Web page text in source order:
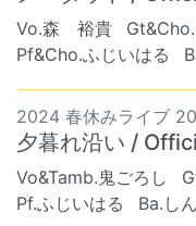
Vo.森 裕貴
Pf&Cho.ふじいはる
2024 春休みライブ 20
夕暮れ沿い /
Vo&Tamb.鬼ごろし
Pf.ふじいはる
Ba.し